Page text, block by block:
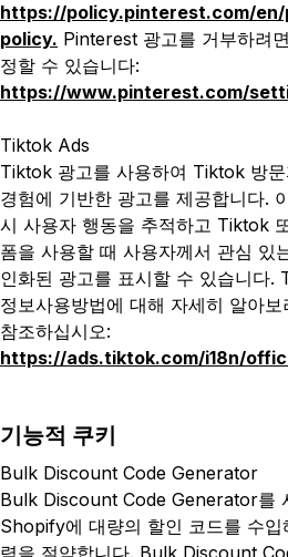
https://policy.pinterest.com/
policy. Pinterest 광고를 거부하려
정할 수 있습니다:
https://www.pinterest.com/
Tiktok Ads
Tiktok 광고를 사용하여 Tiktok 방문
경험에 기반한 광고를 제공합니다.
시 사용자 행동을 추적하고 Tiktok
폼을 사용할 때 사용자께서 관심 있
인화된 광고를 표시할 수 있습니다.
정보사용방법에 대해 자세히 알아보
참조하십시오:
https://ads.tiktok.com/i18n/
기능적 쿠키
Bulk Discount Code Generator
Bulk Discount Code Generator를
Shopify에 대량의 할인 코드를 수입
력을 절약합니다. Bulk Discount